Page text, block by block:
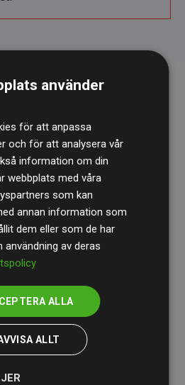
kontinuerligt våra
för att säkerställa
att våra investeringar i
från
ett tydligt bevis på att vårt
använder
för att anpassa
och för att analysera vår
information om din
webbplats med våra
som kan
annan information som
dem eller som de har
användning av deras
ALLA
ALLT